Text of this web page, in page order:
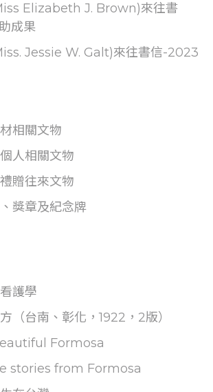
Elizabeth J. Brown)來往書
成果
Jessie W. Galt)來往書信-2023
相關文物
人相關文物
贈往來文物
獎章及紀念牌
護學
（台南、彰化，1922，2版）
Formosa
stories from Formosa